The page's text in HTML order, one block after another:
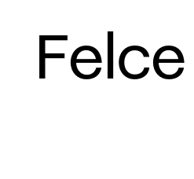
Felce